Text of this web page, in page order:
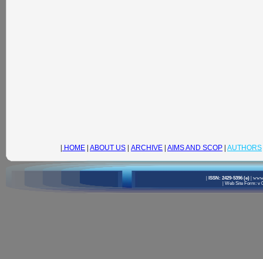
|ISSN: 2429-5396 (e) |
|Web Site Form: v
| HOME | ABOUT US | ARCHIVE | AIMS AND SCOP | AUTHORS